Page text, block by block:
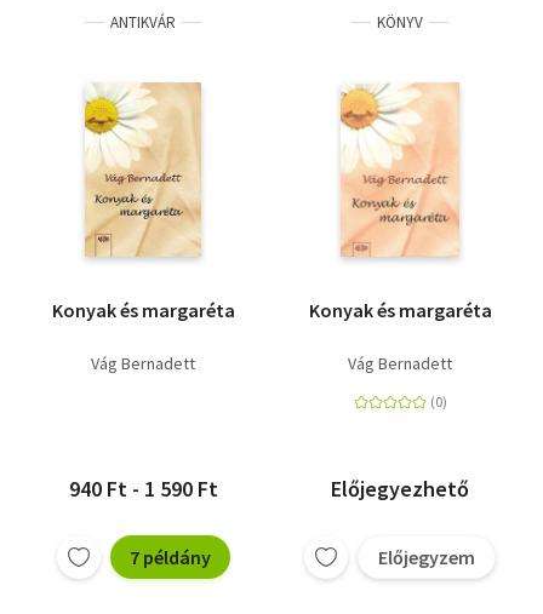
ANTIKVÁR
Konyak és margaréta
Vág Bernadett
940 Ft - 1 590 Ft
7 példány
KÖNYV
Konyak és margaréta
Vág Bernadett
Előjegyezhető
Előjegyzem